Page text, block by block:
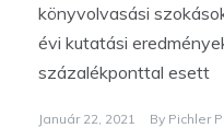
könyvolvasási
évi kutatási
százalékponttal esett
Január 22, 2021 By Pichler